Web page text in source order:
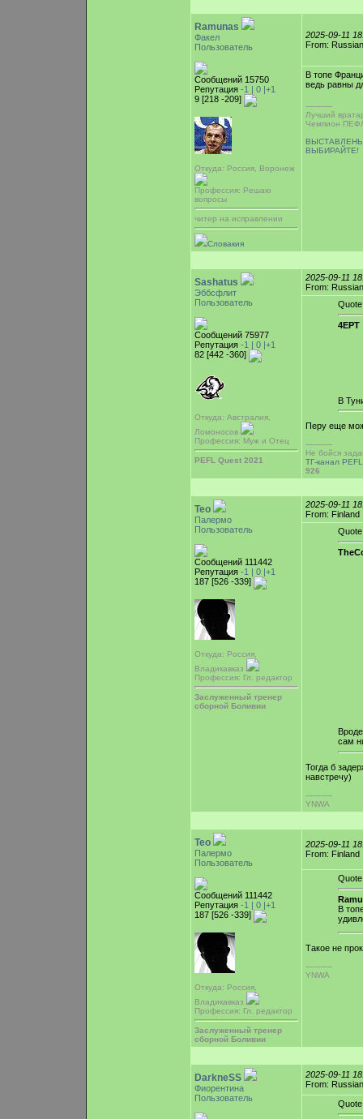
Ramunas
Факел
Пользователь
Сообщений 15750
Репутация -1 | 0 |+1
9 [218 -209]
Откуда: Россия, Воронеж
Профессия: Решаю
вопросы
читер на исправлении
Словакия
2025-09-11
From:
В топе
ведь равны
-----------
Лучший
Чемпион
ВЫБИРАЙТЕ!
Sashatus
Эббсфлит
Пользователь
Сообщений 75977
Репутация -1 | 0 |+1
82 [442 -360]
Откуда: Австралия,
Ломоносов
Профессия: Муж и Отец
PEFL Quest 2021
2025-09-11
From:
Quote
4EPT
В
Перу еще
-----------
Не бойся
ТГ-канал
926
Teo
Палермо
Пользователь
Сообщений 111442
Репутация -1 | 0 |+1
187 [526 -339]
Откуда: Россия,
Владикавказ
Профессия: Гл. редактор
Заслуженный тренер
сборной Боливии
2025-09-11
From: Finland
Quote
сам
Тогда б
навстречу)
-----------
YNWA
Teo
Палермо
Пользователь
Сообщений 111442
Репутация -1 | 0 |+1
187 [526 -339]
Откуда: Россия,
Владикавказ
Профессия: Гл. редактор
Заслуженный тренер
сборной Боливии
2025-09-11
From: Finland
Quote
В
Такое не
-----------
YNWA
DarkneSS
Фиорентина
Пользователь
2025-09-11
From:
Quote